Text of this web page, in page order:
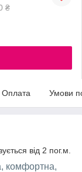
₴
Оплата Умови
від 2 пог.м.
комфортна,